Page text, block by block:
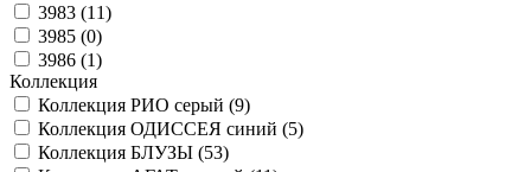
3983 (11)
3985 (0)
3986 (1)
Коллекция
Коллекция РИО серый (9)
Коллекция ОДИССЕЯ синий (5)
Коллекция БЛУЗЫ (53)